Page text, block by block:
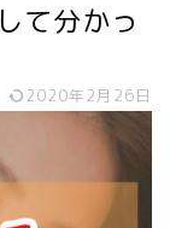
て分かっ
2020年2月26日